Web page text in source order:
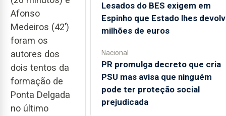
Afonso
Medeiros (42’)
foram os
autores dos
dois tentos da
formação de
Ponta Delgada
no último
Lesados do BES exigem em
Espinho que Estado lhes
milhões de euros
Nacional
PR promulga decreto que cria
PSU mas avisa que ninguém
pode ter proteção social
prejudicada